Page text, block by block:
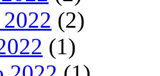
(2)
(1)